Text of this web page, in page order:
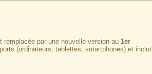
par une nouvelle version au 1er
(ordinateurs, tablettes, smartphones) et inclut